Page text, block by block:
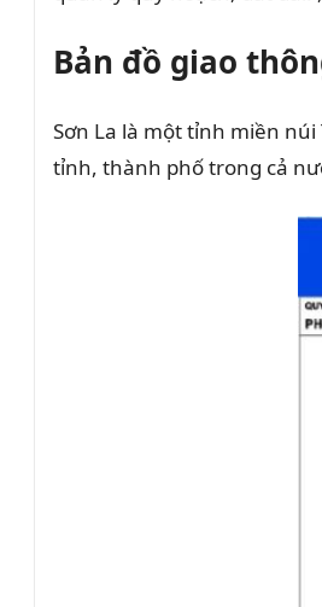
Bản đồ giao
Sơn La là một tỉnh miền
tỉnh, thành phố trong cả